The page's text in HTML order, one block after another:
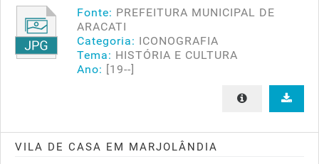
Fonte: PREFEITURA MUNICIPAL DE
ARACATI
Categoria: ICONOGRAFIA
Tema: HISTÓRIA E CULTURA
Ano: [19--]
VILA DE CASA EM MARJOLÂNDIA